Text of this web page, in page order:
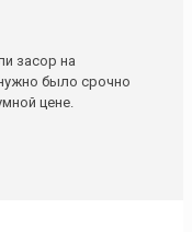
засор на
было срочно
цене.